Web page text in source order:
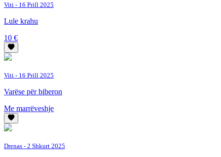
Viti - 16 Prill 2025
Lule krahu
10 €
Viti - 16 Prill 2025
Varëse për biberon
Me marrëveshje
Drenas - 2 Shkurt 2025